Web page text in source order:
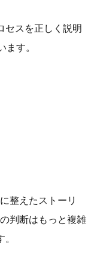
セスを正しく説明
す。
整えたストーリ
判断はもっと複雑